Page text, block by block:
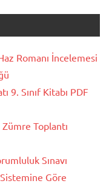
Romanı İncelemesi
9. Sınıf Kitabı PDF
Toplantı
Sınavı
Sistemine Göre